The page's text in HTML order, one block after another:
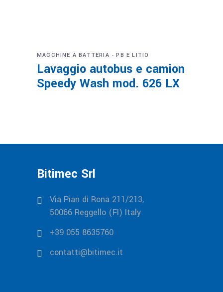
MACCHINE A BATTERIA - PB E LITIO
Lavaggio autobus e camion
Speedy Wash mod. 626 LX
Bitimec Srl
Via Pian di Rona 211/213,
50066 Reggello (FI) Italy
+39 055 8635760
contatti@bitimec.it